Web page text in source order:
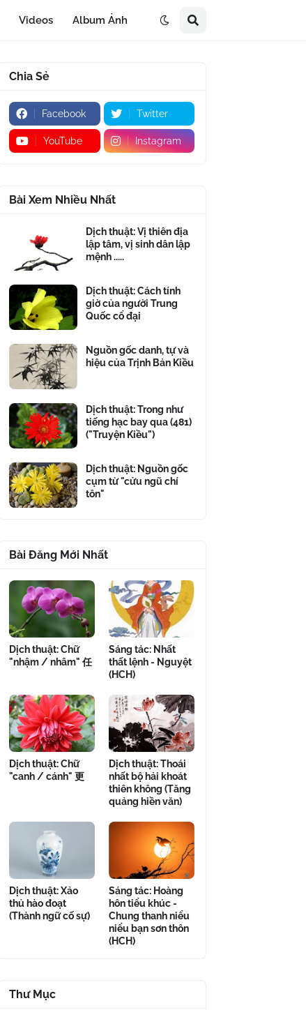
Videos Album Ảnh
Chia Sẻ
Facebook Twitter
YouTube Instagram
Bài Xem Nhiều Nhất
Dịch thuật: Vị thiên địa
lập tâm, vị sinh dân lập
mệnh .....
Dịch thuật: Cách tính
giờ của người Trung
Quốc cổ đại
Nguồn gốc danh, tự và
hiệu của Trịnh Bản Kiều
Dịch thuật: Trong như
tiếng hạc bay qua (481)
("Truyện Kiều")
Dịch thuật: Nguồn gốc
cụm từ "cửu ngũ chí
tôn"
Bài Đăng Mới Nhất
Dịch thuật: Chữ
"nhậm / nhâm" 任
Sáng tác: Nhất
thất lệnh - Nguyệt
(HCH)
Dịch thuật: Chữ
"canh / cánh" 更
Dịch thuật: Thoái
nhất bộ hải khoát
thiên không (Tăng
quảng hiền văn)
Dịch thuật: Xảo
thủ hào đoạt
(Thành ngữ cố sự)
Sáng tác: Hoàng
hôn tiểu khúc -
Chung thanh niểu
niểu bạn sơn thôn
(HCH)
Thư Mục